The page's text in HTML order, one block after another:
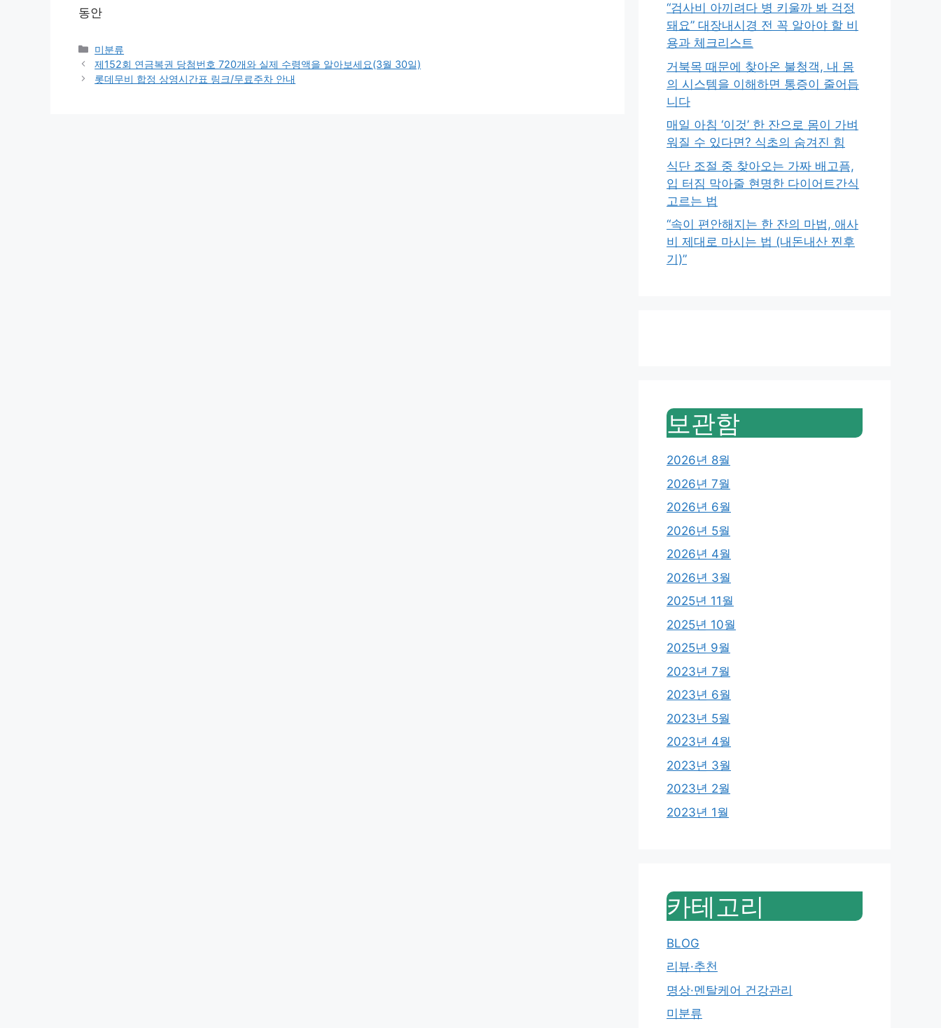
동안
Categories
미분류
제152회 연금복권 당첨번호 720개와 실제 수령액을 알아보세요(3월 30일)
롯데무비 합정 상영시간표 링크/무료주차 안내
“검사비 아끼려다 병 키울까 봐 걱정
돼요” 대장내시경 전 꼭 알아야 할 비
용과 체크리스트
거북목 때문에 찾아온 불청객, 내 몸
의 시스템을 이해하면 통증이 줄어듭
니다
매일 아침 ‘이것’ 한 잔으로 몸이 가벼
워질 수 있다면? 식초의 숨겨진 힘
식단 조절 중 찾아오는 가짜 배고픔,
입 터짐 막아줄 현명한 다이어트간식
고르는 법
“속이 편안해지는 한 잔의 마법, 애사
비 제대로 마시는 법 (내돈내산 찐후
기)”
보관함
2026년 8월
2026년 7월
2026년 6월
2026년 5월
2026년 4월
2026년 3월
2025년 11월
2025년 10월
2025년 9월
2023년 7월
2023년 6월
2023년 5월
2023년 4월
2023년 3월
2023년 2월
2023년 1월
카테고리
BLOG
리뷰·추천
명상·멘탈케어 건강관리
미분류